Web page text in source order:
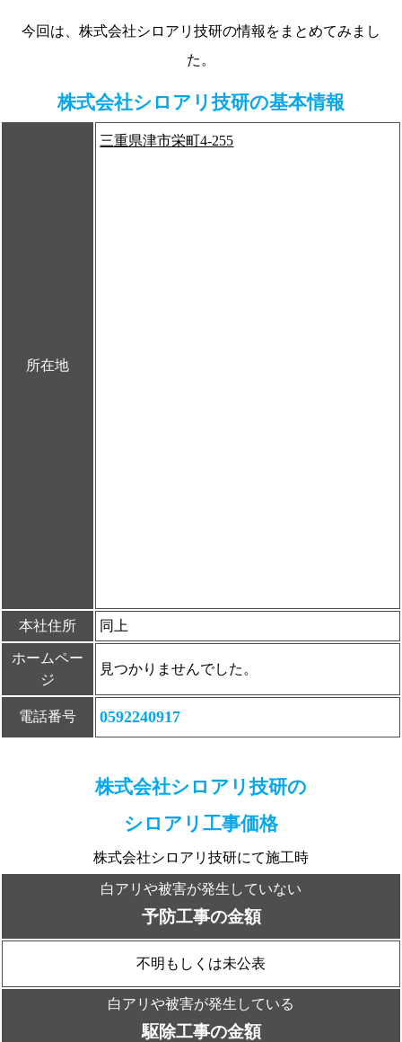
今回は、株式会社シロアリ技研の情報をまとめてみまし
た。
株式会社シロアリ技研の基本情報
所在地
三重県津市栄町4-255
本社住所 同上
ホームペー
ジ
見つかりませんでした。
電話番号 0592240917
株式会社シロアリ技研の
シロアリ工事価格
株式会社シロアリ技研にて施工時
白アリや被害が発生していない
予防工事の金額
不明もしくは未公表
白アリや被害が発生している
駆除工事の金額